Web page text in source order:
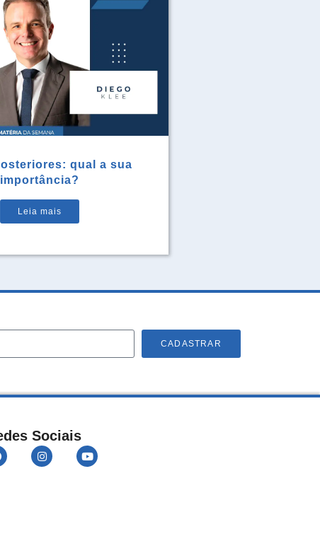
qual a sua
importância?
Leia mais
CADASTRAR
Sociais